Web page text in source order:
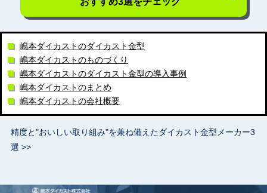
嶋本ダイカストのダイカスト金型
嶋本ダイカストのものづくり
嶋本ダイカストのダイカスト金型の導入事例
嶋本ダイカストのまとめ
嶋本ダイカストの会社概要
精度と"おいしい取り組み"を兼ね備えたダイカスト金型メーカー3
選 >>